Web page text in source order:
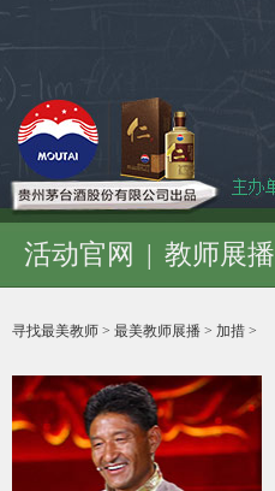
活动官网 | 教师展播
寻找最美教师 > 最美教师展播 > 加措 >